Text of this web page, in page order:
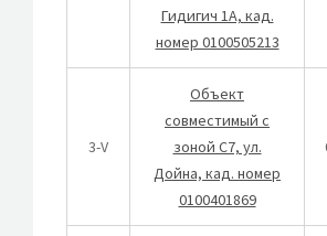
Гидигич 1A, кад.
номер 0100505213
3-V
Объект
совместимый с
зоной C7, ул.
Дойна, кад. номер
0100401869